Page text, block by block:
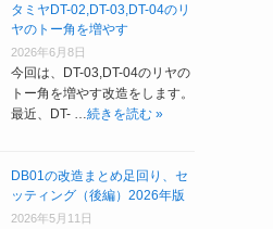
タミヤDT-02,DT-03,DT-04のリ
ヤのトー角を増やす
2026年6月8日
今回は、DT-03,DT-04のリヤの
トー角を増やす改造をします。
最近、DT- …続きを読む »
DB01の改造まとめ足回り、セ
ッティング（後編）2026年版
2026年5月11日